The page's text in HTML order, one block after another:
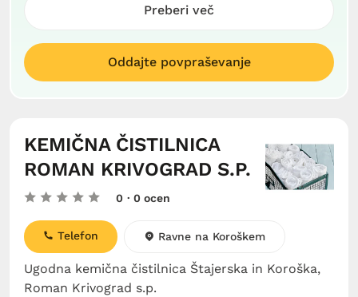
Preberi več
Oddajte povpraševanje
KEMIČNA ČISTILNICA
ROMAN KRIVOGRAD S.P.
0 · 0 ocen
Ugodna kemična čistilnica Štajerska in Koroška,
Roman Krivograd s.p.
Telefon Ravne na Koroškem